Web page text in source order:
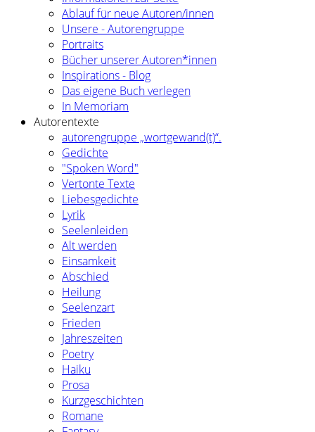
Ablauf für neue Autoren/innen
Unsere - Autorengruppe
Portraits
Bücher unserer Autoren*innen
Inspirations - Blog
Das eigene Buch verlegen
In Memoriam
Autorentexte
autorengruppe „wortgewand(t)“.
Gedichte
"Spoken Word"
Vertonte Texte
Liebesgedichte
Lyrik
Seelenleiden
Alt werden
Einsamkeit
Abschied
Heilung
Seelenzart
Frieden
Jahreszeiten
Poetry
Haiku
Prosa
Kurzgeschichten
Romane